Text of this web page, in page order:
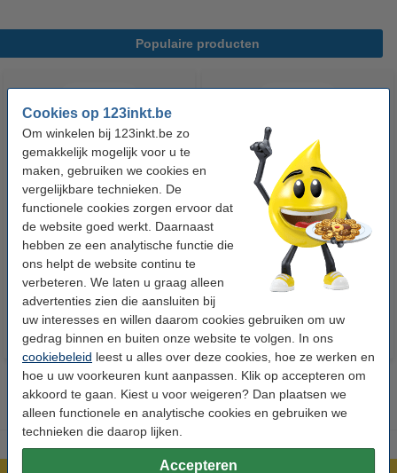
Cookies op 123inkt.be
Om winkelen bij 123inkt.be zo
gemakkelijk mogelijk voor u te
maken, gebruiken we cookies en
vergelijkbare technieken. De
functionele cookies zorgen ervoor dat
de website goed werkt. Daarnaast
hebben ze een analytische functie die
ons helpt de website continu te
verbeteren. We laten u graag alleen
advertenties zien die aansluiten bij
uw interesses en willen daarom cookies gebruiken om uw
gedrag binnen en buiten onze website te volgen. In ons
cookiebeleid leest u alles over deze cookies, hoe ze werken en
hoe u uw voorkeuren kunt aanpassen. Klik op accepteren om
akkoord te gaan. Kiest u voor weigeren? Dan plaatsen we
alleen functionele en analytische cookies en gebruiken we
technieken die daarop lijken.
Accepteren
Populaire producten
123accu Xtreme Power MN1500
Penlite AA batterij 24 stuks
€ 14,95
123inkt kopieerpapier 1 doos
van 2500 vellen A4 - 80 g/m²
€ 33,50 Incl. 21% btw